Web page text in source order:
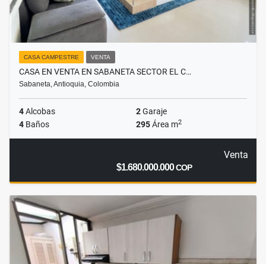
CASA CAMPESTRE VENTA
CASA EN VENTA EN SABANETA SECTOR EL C…
Sabaneta, Antioquia, Colombia
4Alcobas 2Garaje
4 Baños 295Área m2
Venta
$1.680.000.000COP